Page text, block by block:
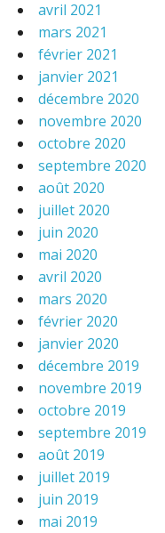
avril 2021
mars 2021
février 2021
janvier 2021
décembre 2020
novembre 2020
octobre 2020
septembre 2020
août 2020
juillet 2020
juin 2020
mai 2020
avril 2020
mars 2020
février 2020
janvier 2020
décembre 2019
novembre 2019
octobre 2019
septembre 2019
août 2019
juillet 2019
juin 2019
mai 2019